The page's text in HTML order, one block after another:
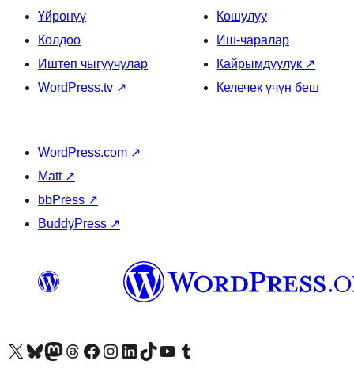
Үйрөнүү
Колдоо
Иштеп чыгуучулар
WordPress.tv ↗
Кошулуу
Иш-чаралар
Кайрымдуулук ↗
Келечек үчүн беш
WordPress.com ↗
Matt ↗
bbPress ↗
BuddyPress ↗
Visit our X (formerly Twitter) account
Visit our Bluesky account
Биздин Mastodon түрмөгүбүзгө баш багыңыз
Visit our Threads account
Биздин Facebook баракчабызга кириңиз
Биздин Instagram баракчабызга баш багыңыз
Биздин LinkedIn баракчабызга баш багыңыз
Visit our TikTok account
Visit our YouTube channel
Visit our Tumblr account